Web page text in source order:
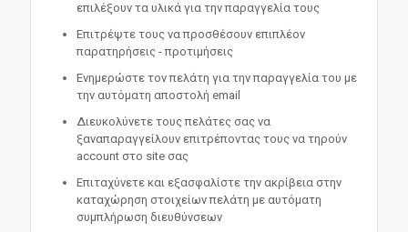
επιλέξουν τα υλικά για την παραγγελία τους
Επιτρέψτε τους να προσθέσουν επιπλέον
παρατηρήσεις - προτιμήσεις
Ενημερώστε τον πελάτη για την παραγγελία του με
την αυτόματη αποστολή email
Διευκολύνετε τους πελάτες σας να
ξαναπαραγγείλουν επιτρέποντας τους να τηρούν
account στο site σας
Επιταχύνετε και εξασφαλίστε την ακρίβεια στην
καταχώρηση στοιχείων πελάτη με αυτόματη
συμπλήρωση διευθύνσεων